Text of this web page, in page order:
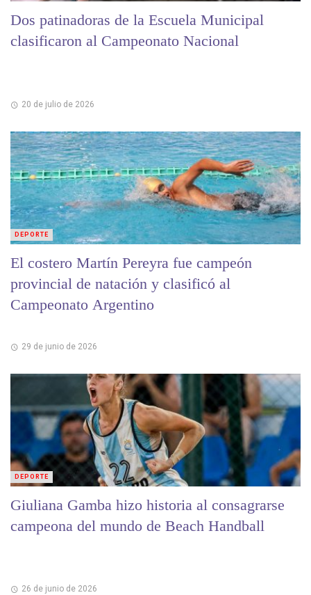
Dos patinadoras de la Escuela Municipal
clasificaron al Campeonato Nacional
20 de julio de 2026
El costero Martín Pereyra fue campeón
provincial de natación y clasificó al
Campeonato Argentino
29 de junio de 2026
DEPORTE
Giuliana Gamba hizo historia al consagrarse
campeona del mundo de Beach Handball
26 de junio de 2026
DEPORTE